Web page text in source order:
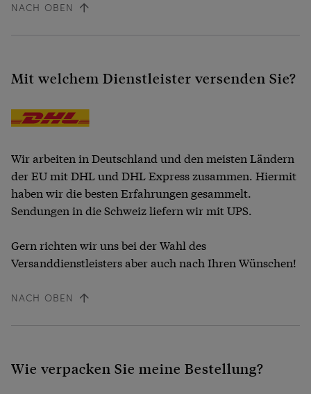
NACH OBEN
Mit welchem Dienstleister versenden Sie?
Wir arbeiten in Deutschland und den meisten Ländern
der EU mit DHL und DHL Express zusammen. Hiermit
haben wir die besten Erfahrungen gesammelt.
Sendungen in die Schweiz liefern wir mit UPS.
Gern richten wir uns bei der Wahl des
Versanddienstleisters aber auch nach Ihren Wünschen!
NACH OBEN
Wie verpacken Sie meine Bestellung?